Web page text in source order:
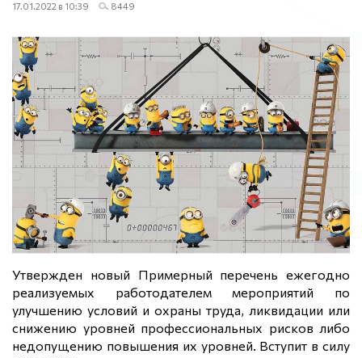
17.01.2022 в 10:39 8449
Утвержден новый Примерный перечень ежегодно
реализуемых работодателем мероприятий по
улучшению условий и охраны труда, ликвидации или
снижению уровней профессиональных рисков либо
недопущению повышения их уровней. Вступит в силу